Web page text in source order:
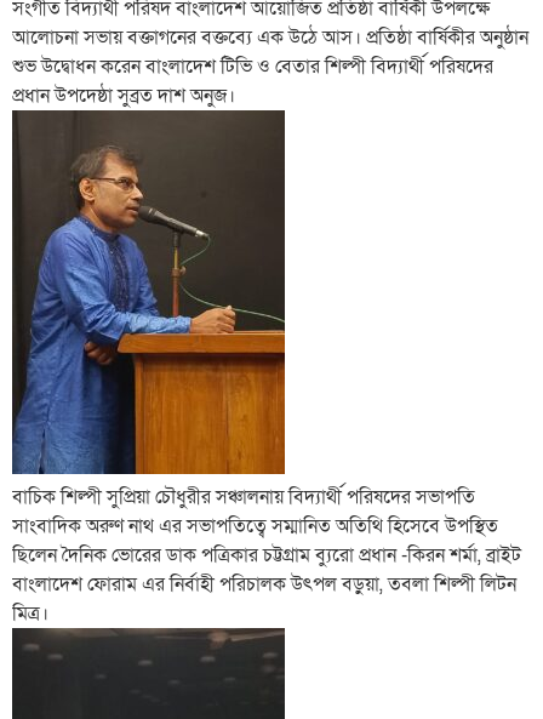
সংগীত বিদ্যার্থী পরিষদ বাংলাদেশ আয়োজিত প্রতিষ্ঠা বার্ষিকী উপলক্ষে
আলোচনা সভায় বক্তাগনের বক্তব্যে এক উঠে আস। প্রতিষ্ঠা বার্ষিকীর অনুষ্ঠান
শুভ উদ্বোধন করেন বাংলাদেশ টিভি ও বেতার শিল্পী বিদ্যার্থী পরিষদের
প্রধান উপদেষ্ঠা সুব্রত দাশ অনুজ।
বাচিক শিল্পী সুপ্রিয়া চৌধুরীর সঞ্চালনায় বিদ্যার্থী পরিষদের সভাপতি
সাংবাদিক অরুণ নাথ এর সভাপতিত্বে সম্মানিত অতিথি হিসেবে উপস্থিত
ছিলেন দৈনিক ভোরের ডাক পত্রিকার চট্টগ্রাম ব্যুরো প্রধান -কিরন শর্মা, ব্রাইট
বাংলাদেশ ফোরাম এর নির্বাহী পরিচালক উৎপল বড়ুয়া, তবলা শিল্পী লিটন
মিত্র।